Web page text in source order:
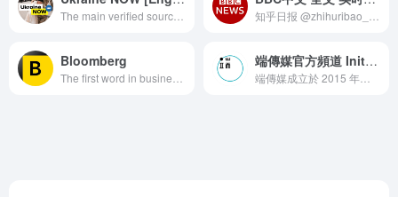
Bloomberg 端傳媒官方頻道 Initium Media